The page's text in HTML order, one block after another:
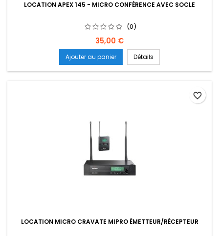
LOCATION APEX 145 - MICRO CONFÉRENCE AVEC SOCLE
(0)
Prix
35,00 €
Ajouter au panier Détails
LOCATION MICRO CRAVATE MIPRO ÉMETTEUR/RÉCEPTEUR
favorite_border